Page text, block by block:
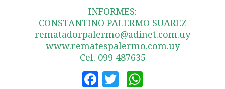
INFORMES:
CONSTANTINO PALERMO SUAREZ
rematadorpalermo@adinet.com.uy
www.rematespalermo.com.uy
Cel. 099 487635
Facebook
Twitter